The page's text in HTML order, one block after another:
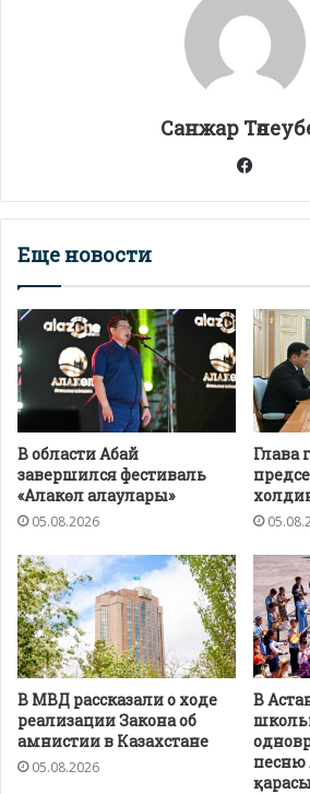
Санжар
Еще новости
В области Абай
завершился фестиваль
«Алакөл алаулары»
05.08.2026
Глава
В МВД рассказали о ходе
реализации Закона об
амнистии в Казахстане
05.08.2026
В
песню